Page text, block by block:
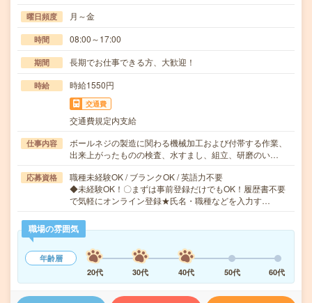
曜日頻度 月～金
時間 08:00～17:00
期間 長期でお仕事できる方、大歓迎！
時給 時給1550円
交通費
交通費規定内支給
仕事内容
ボールネジの製造に関わる機械加工および付帯する作業、
出来上がったものの検査、水すまし、組立、研磨のい…
応募資格
職種未経験OK / ブランクOK / 英語力不要
◆未経験OK！〇まずは事前登録だけでもOK！履歴書不要
で気軽にオンライン登録★氏名・職種などを入力す…
職場の雰囲気
年齢層
20代
30代 40代 50代 60代